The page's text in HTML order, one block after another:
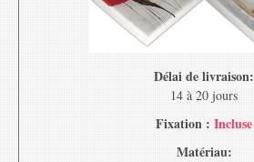
Délai de livraison:
14 à 20 jours
Fixation : Incluse
Matériau: